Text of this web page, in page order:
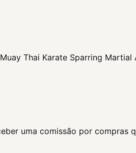
Thai Karate Sparring
uma comissão por compras